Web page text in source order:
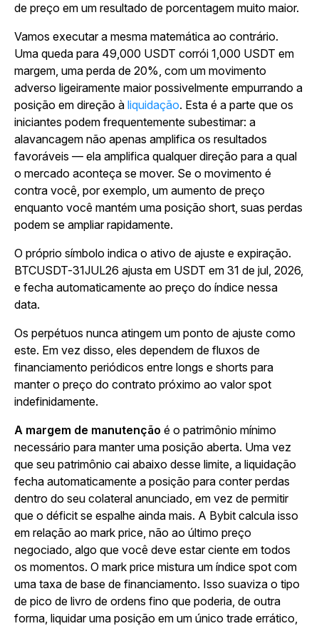
de preço em um resultado de porcentagem muito maior.
Vamos executar a mesma matemática ao contrário.
Uma queda para 49,000 USDT corrói 1,000 USDT em
margem, uma perda de 20%, com um movimento
adverso ligeiramente maior possivelmente empurrando a
posição em direção à liquidação. Esta é a parte que os
iniciantes podem frequentemente subestimar: a
alavancagem não apenas amplifica os resultados
favoráveis — ela amplifica qualquer direção para a qual
o mercado aconteça se mover. Se o movimento é
contra você, por exemplo, um aumento de preço
enquanto você mantém uma posição short, suas perdas
podem se ampliar rapidamente.
O próprio símbolo indica o ativo de ajuste e expiração.
BTCUSDT-31JUL26 ajusta em USDT em 31 de jul, 2026,
e fecha automaticamente ao preço do índice nessa
data.
Os perpétuos nunca atingem um ponto de ajuste como
este. Em vez disso, eles dependem de fluxos de
financiamento periódicos entre longs e shorts para
manter o preço do contrato próximo ao valor spot
indefinidamente.
A margem de manutenção é o patrimônio mínimo
necessário para manter uma posição aberta. Uma vez
que seu patrimônio cai abaixo desse limite, a liquidação
fecha automaticamente a posição para conter perdas
dentro do seu colateral anunciado, em vez de permitir
que o déficit se espalhe ainda mais. A Bybit calcula isso
em relação ao mark price, não ao último preço
negociado, algo que você deve estar ciente em todos
os momentos. O mark price mistura um índice spot com
uma taxa de base de financiamento. Isso suaviza o tipo
de pico de livro de ordens fino que poderia, de outra
forma, liquidar uma posição em um único trade errático,